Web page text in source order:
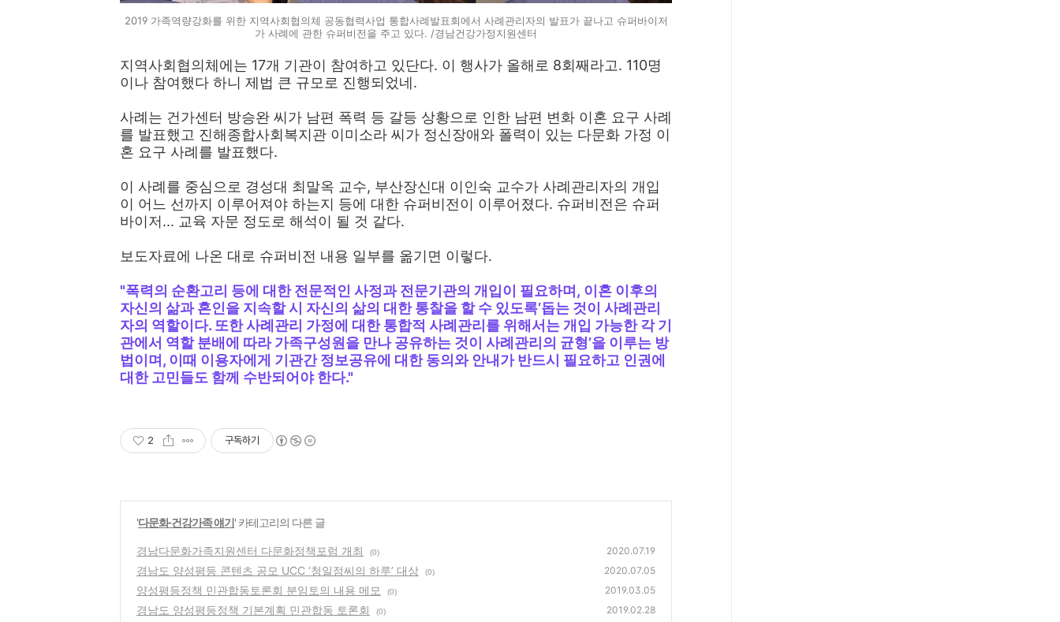
2019 가족역량강화를 위한 지역사회협의체 공동협력사업 통합사례발표회에서 사례관리자의 발표가 끝나고 슈퍼바이저
가 사례에 관한 슈퍼비전을 주고 있다. /경남건강가정지원센터
지역사회협의체에는 17개 기관이 참여하고 있단다. 이 행사가 올해로 8회째라고. 110명
이나 참여했다 하니 제법 큰 규모로 진행되었네.
사례는 건가센터 방승완 씨가 남편 폭력 등 갈등 상황으로 인한 남편 변화 이혼 요구 사례
를 발표했고 진해종합사회복지관 이미소라 씨가 정신장애와 폴력이 있는 다문화 가정 이
혼 요구 사례를 발표했다.
이 사례를 중심으로 경성대 최말옥 교수, 부산장신대 이인숙 교수가 사례관리자의 개입
이 어느 선까지 이루어져야 하는지 등에 대한 슈퍼비전이 이루어졌다. 슈퍼비전은 슈퍼
바이저... 교육 자문 정도로 해석이 될 것 같다.
보도자료에 나온 대로 슈퍼비전 내용 일부를 옮기면 이렇다.
"폭력의 순환고리 등에 대한 전문적인 사정과 전문기관의 개입이 필요하며, 이혼 이후의
자신의 삶과 혼인을 지속할 시 자신의 삶의 대한 통찰을 할 수 있도록’돕는 것이 사례관리
자의 역할이다. 또한 사례관리 가정에 대한 통합적 사례관리를 위해서는 개입 가능한 각 기
관에서 역할 분배에 따라 가족구성원을 만나 공유하는 것이 사례관리의 균형’을 이루는 방
법이며, 이때 이용자에게 기관간 정보공유에 대한 동의와 안내가 반드시 필요하고 인권에
대한 고민들도 함께 수반되어야 한다."
2 구독하기
'다문화·건강가족 얘기' 카테고리의 다른 글
경남다문화가족지원센터 다문화정책포럼 개최 (0) 2020.07.19
경남도 양성평등 콘텐츠 공모 UCC ‘청일점씨의 하루’ 대상 (0) 2020.07.05
양성평등정책 민관합동토론회 분임토의 내용 메모 (0) 2019.03.05
경남도 양성평등정책 기본계획 민관합동 토론회 (0) 2019.02.28